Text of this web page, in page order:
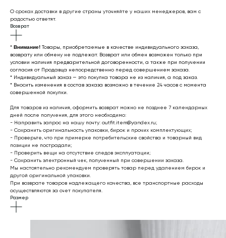
О сроках доставки в другие страны уточняйте у наших менеджеров, вам с
радостью ответят.
Возврат
* Внимание! Товары, приобретаемые в качестве индивидуального заказа,
возврату или обмену не подлежат. Возврат или обмен возможен только при
условии наличия предварительной договоренности, а также при получении
согласия от Продавца непосредственно перед совершением заказа.
* Индивидуальный заказ — это покупка товара не из наличия, а под заказ.
* Вносить изменения в состав заказа возможно в течение 24 часов с момента
совершенной покупки.
Для товаров из наличия, оформить возврат можно не позднее 7 календарных
дней после получения, для этого необходимо:
- Направить запрос на нашу почту: outfit.item@yandex.ru;
- Сохранить оригинальность упаковки, бирок и прочих комплектующих;
- Проверьте, что при примерке потребительские свойства и товарный вид
позиции не пострадали;
- Проверить вещи на отсутствие следов эксплуатации;
- Сохранить электронный чек, полученный при совершении заказа.
Мы настоятельно рекомендуем проверять товар перед удалением бирок и
другой оригинальной упаковки.
При возврате товаров надлежащего качества, все транспортные расходы
осуществляются за счет покупателя.
Размер